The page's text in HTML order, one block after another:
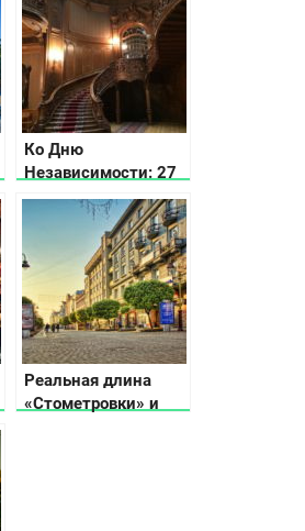
Ко Дню
Независимости: 27
малоизвестных
жемчужин Украины
Реальная длина
«Стометровки» и